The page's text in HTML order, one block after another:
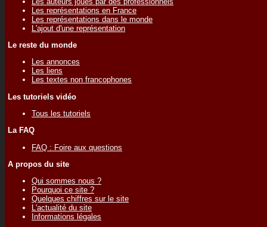
Les représentations en France
Les représentations dans le monde
L'ajout d'une représentation
Le reste du monde
Les annonces
Les liens
Les textes non francophones
Les tutoriels vidéo
Tous les tutoriels
La FAQ
FAQ : Foire aux questions
A propos du site
Qui sommes nous ?
Pourquoi ce site ?
Quelques chiffres sur le site
L'actualité du site
Informations légales